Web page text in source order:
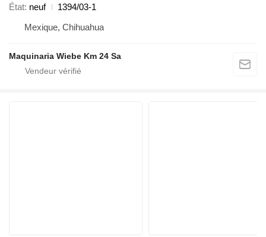
État neuf
1394/03-1
Mexique, Chihuahua
Maquinaria Wiebe Km 24 Sa